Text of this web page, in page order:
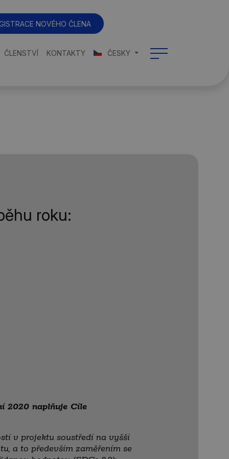
NOVÉHO ČLENA
ČLENSTVÍ KONTAKTY ČESKY
roku:
2020 naplňuje Cíle
v projektu soustředí na vyšší
a to především zaměřením se